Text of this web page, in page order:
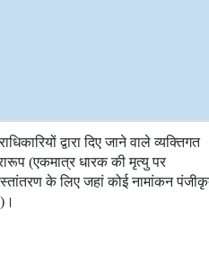
द्वारा दिए जाने वाले व्यक्तिगत
(एकमात्र धारक की मृत्यु पर
के लिए जहां कोई नामांकन